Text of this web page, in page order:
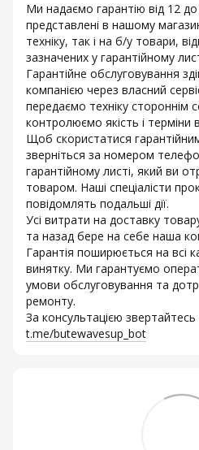
Ми надаємо гарантію від 12 до
представлені в нашому
техніку, так і на б/у товари,
зазначених у гарантійному
Гарантійне обслуговування
компанією через власний
передаємо техніку стороннім
контролюємо якість і терміни
Щоб скористатися
зверніться за номером
гарантійному листі, який ви
товаром. Наші спеціалісти
повідомлять подальші дії.
Усі витрати на доставку
та назад бере на себе наша
Гарантія поширюється на всі
винятку. Ми гарантуємо
умови обслуговування та
ремонту.
За консультацією
t.me/butewavesup_bot